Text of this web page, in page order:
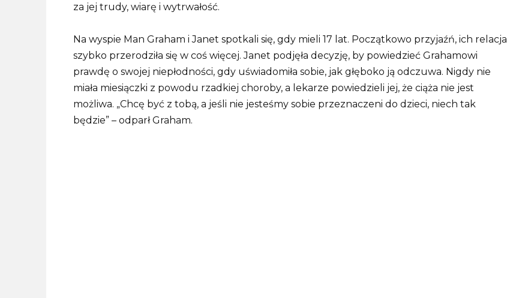
za jej trudy, wiarę i wytrwałość.
Na wyspie Man Graham i Janet spotkali się, gdy mieli 17 lat. Początkowo przyjaźń, ich relacja
szybko przerodziła się w coś więcej. Janet podjęła decyzję, by powiedzieć Grahamowi
prawdę o swojej niepłodności, gdy uświadomiła sobie, jak głęboko ją odczuwa. Nigdy nie
miała miesiączki z powodu rzadkiej choroby, a lekarze powiedzieli jej, że ciąża nie jest
możliwa. „Chcę być z tobą, a jeśli nie jesteśmy sobie przeznaczeni do dzieci, niech tak
będzie” – odparł Graham.